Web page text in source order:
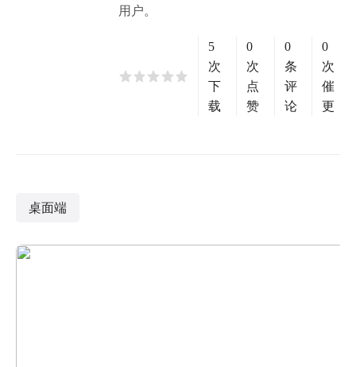
用户。
5
次
下
载
0
次
点
赞
0
条
评
论
0
次
催
更
桌面端